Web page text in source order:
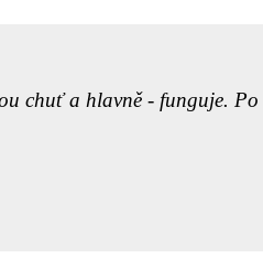
chuť a hlavně - funguje.